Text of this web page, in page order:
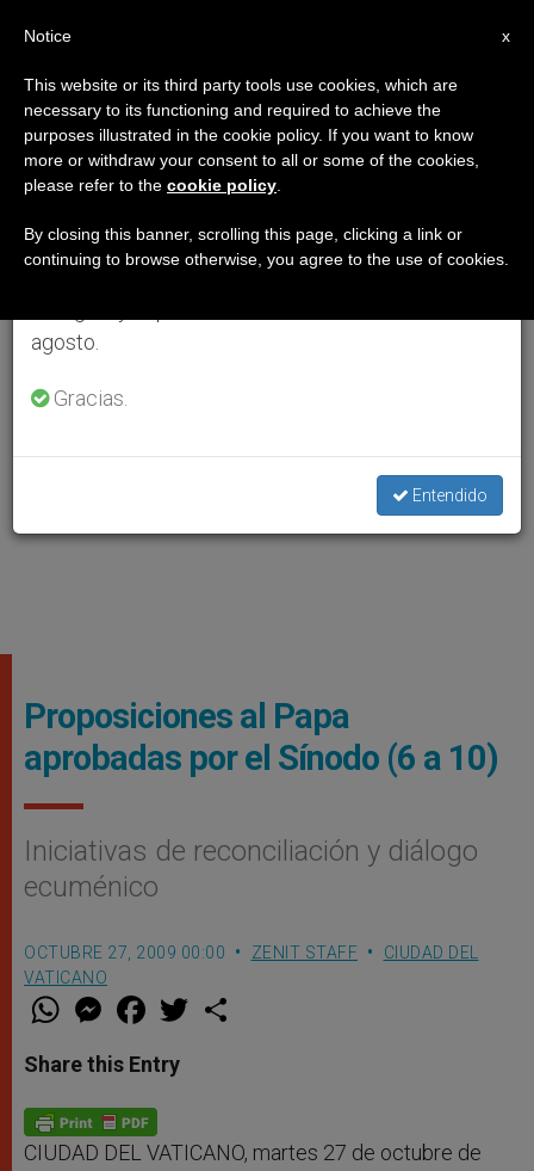
Proposiciones al Papa
aprobadas por el Sínodo (6 a 10)
Iniciativas de reconciliación y diálogo
ecuménico
OCTUBRE 27, 2009 00:00 ZENIT STAFF
CIUDAD DEL
VATICANO
W
t
s
p
p
M
e
s
e
g
e
r
F
a
e
b
o
k
w
Share this Entry
CIUDAD DEL VATICANO, martes 27 de octubre de
×
Aviso importante
Del 27 de julio al 7 de agosto haremos la pausa
anual, aprovechando que en el periodo de verano
se generan menos informaciones y también el
agosto.
Gracias.
Entendido
x
Notice
This website or its third party tools use cookies, which are
necessary to its functioning and required to achieve the
purposes illustrated in the cookie policy. If you want to know
more or withdraw your consent to all or some of the cookies,
please refer to the cookie policy
By closing this banner, scrolling this page, clicking a link or
continuing to browse otherwise, you agree to the use of cookies.